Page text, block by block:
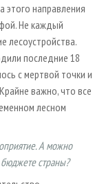
этого направления
Не каждый
лесоустройства.
последние 18
с мертвой точки и
важно, что все
лесном
А можно
бюджете страны?